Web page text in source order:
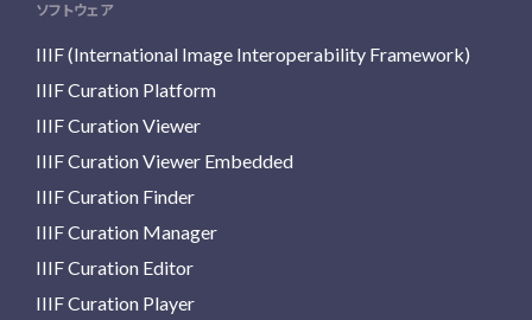
ソフトウェア
IIIF (International Image Interoperability Framework)
IIIF Curation Platform
IIIF Curation Viewer
IIIF Curation Viewer Embedded
IIIF Curation Finder
IIIF Curation Manager
IIIF Curation Editor
IIIF Curation Player